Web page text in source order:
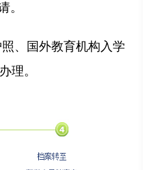
。
、国外教育机构入学
理。